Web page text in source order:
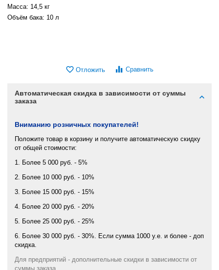
Масса: 14,5 кг
Объём бака: 10 л
Отложить Сравнить
Автоматическая скидка в зависимости от суммы
заказа
Вниманию розничных покупателей!
Положите товар в корзину и получите автоматическую скидку
от общей стоимости:
1. Более 5 000 руб. - 5%
2. Более 10 000 руб. - 10%
3. Более 15 000 руб. - 15%
4. Более 20 000 руб. - 20%
5. Более 25 000 руб. - 25%
6. Более 30 000 руб. - 30%. Если сумма 1000 у.е. и более - доп
скидка.
Для предприятий - дополнительные скидки в зависимости от
суммы заказа.